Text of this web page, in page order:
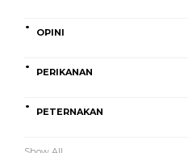
OPINI
PERIKANAN
PETERNAKAN